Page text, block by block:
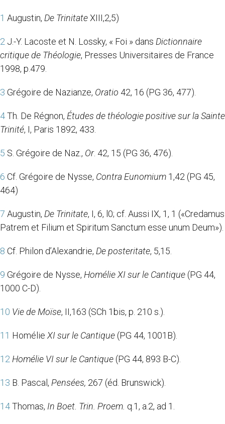
1 Augustin, De TrinitateXIII,2,5)
2 J.-Y. Lacoste et N. Lossky, « Foi » dans Dictionnaire
critique de Théologie, Presses Universitaires de France
1998, p.479.
3 Grégoire de Nazianze, Oratio 42, 16 (PG 36, 477).
4Th. De Régnon, Études de théologie positive sur la Sainte
Trinité, I, Paris 1892, 433.
5 S. Grégoire de Naz., Or. 42, 15 (PG 36, 476).
6 Cf. Grégoire de Nysse, Contra Eunomium 1,42 (PG 45,
464)
7 Augustin, De Trinitate, I, 6, l0; cf. Aussi IX, 1, 1 («Credamus
Patrem et Filium et Spiritum Sanctum esse unum Deum»).
8 Cf. Philon d’Alexandrie, De posteritate, 5,15.
9 Grégoire de Nysse, Homélie XI sur le Cantique (PG 44,
1000 C-D).
10 Vie de Moïse, II,163 (SCh 1bis, p. 210 s.).
11 Homélie XI sur le Cantique (PG 44, 1001B).
12 Homélie VI sur le Cantique (PG 44, 893 B-C).
13 B. Pascal, Pensées, 267 (éd. Brunswick).
14Thomas, In Boet. Trin. Proem. q.1, a.2, ad 1.